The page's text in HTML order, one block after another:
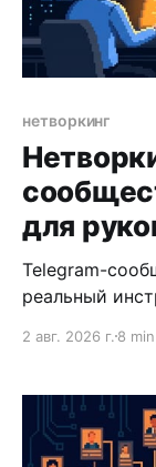
нетворкинг
для
Telegram-
реальный
заметным
2 авг. 2026 г. 8